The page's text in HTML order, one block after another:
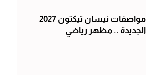
مواصفات نيسان تيكتون 2027
الجديدة .. مظهر رياضي